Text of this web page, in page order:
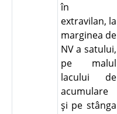
în
extravilan, la
marginea de
NV a satului,
pe malul
lacului de
acumulare
şi pe stânga